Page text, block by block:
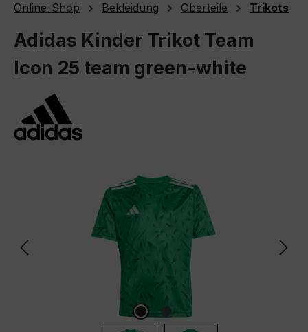
Online-Shop Bekleidung Oberteile Trikots
Adidas Kinder Trikot Team
Icon 25 team green-white
Bildergalerie überspringen